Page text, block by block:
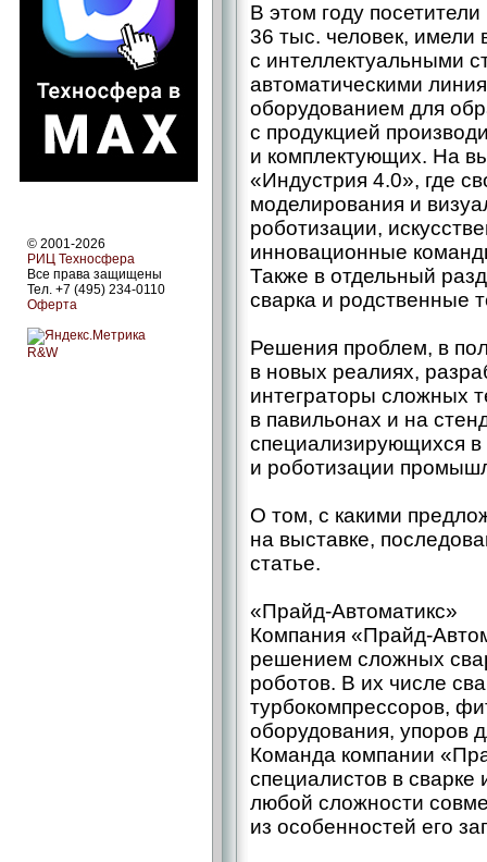
© 2001-2026
РИЦ Техносфера
Все права защищены
Тел. +7 (495) 234-0110
Оферта
R&W
В этом году
36 тыс. человек, имели
с интеллектуальными
автоматическими
оборудованием для
с продукцией
и комплектующих. На
«Индустрия 4.0», где
моделирования и
роботизации,
инновационные
Также в отдельный
сварка и родственные
Решения проблем, в
в новых реалиях,
интеграторы сложных
в павильонах и на
специализирующихся
и роботизации
О том, с какими
на выставке,
статье.
«Прайд-­Автоматикс»
Компания «Прайд-­
решением сложных
роботов. В их числе
турбокомпрессоров,
оборудования, упоров
Команда компании
специалистов в сварке
любой сложности
из особенностей его